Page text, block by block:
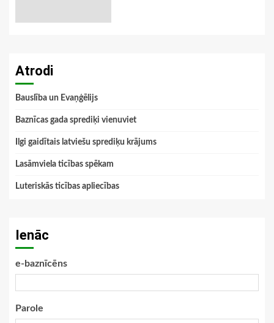
Atrodi
Bauslība un Evaņģēlijs
Baznīcas gada sprediķi vienuviet
Ilgi gaidītais latviešu sprediķu krājums
Lasāmviela ticības spēkam
Luteriskās ticības apliecības
Ienāc
e-baznīcēns
Parole